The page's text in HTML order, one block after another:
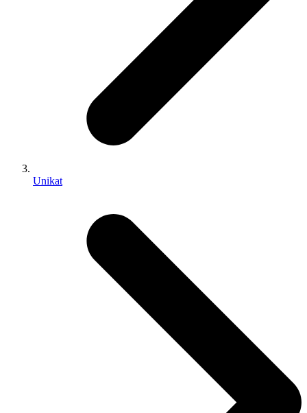
Unikat